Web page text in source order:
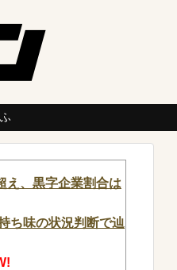
え、黒字企業割合は
ち味の状況判断で辿